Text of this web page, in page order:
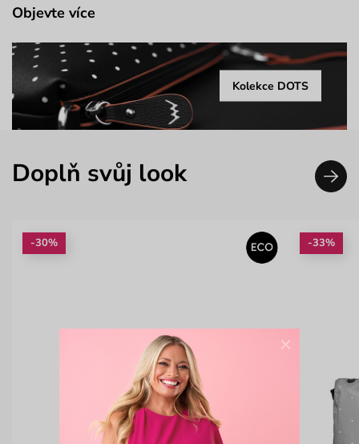
Objevte více
Kolekce DOTS
Doplň svůj look
-30% -33%
×